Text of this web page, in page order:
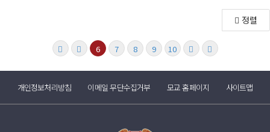
정렬
6 7 8 9 10
개인정보처리방침 이메일 무단수집거부 모교 홈페이지 사이트맵